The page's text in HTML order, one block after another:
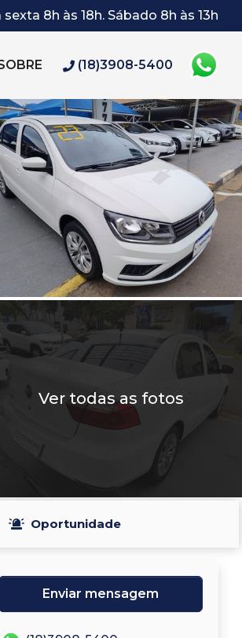
8h às 18h. Sábado 8h às 13h
(18)3908-5400
Ver todas as fotos
Oportunidade
Enviar mensagem